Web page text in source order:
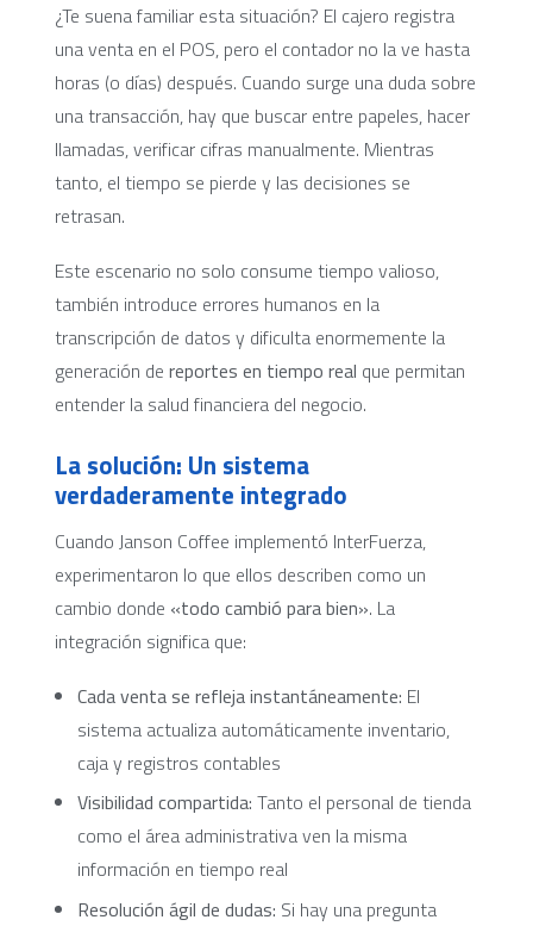
¿Te suena familiar esta situación? El cajero registra
una venta en el POS, pero el contador no la ve hasta
horas (o días) después. Cuando surge una duda sobre
una transacción, hay que buscar entre papeles, hacer
llamadas, verificar cifras manualmente. Mientras
tanto, el tiempo se pierde y las decisiones se
retrasan.
Este escenario no solo consume tiempo valioso,
también introduce errores humanos en la
transcripción de datos y dificulta enormemente la
generación de reportes en tiempo real que permitan
entender la salud financiera del negocio.
La solución: Un sistema
verdaderamente integrado
Cuando Janson Coffee implementó InterFuerza,
experimentaron lo que ellos describen como un
cambio donde «todo cambió para bien». La
integración significa que:
Cada venta se refleja instantáneamente: El
sistema actualiza automáticamente inventario,
caja y registros contables
Visibilidad compartida: Tanto el personal de tienda
como el área administrativa ven la misma
información en tiempo real
Resolución ágil de dudas: Si hay una pregunta